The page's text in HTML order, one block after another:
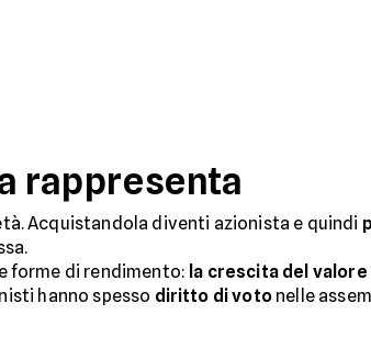
rappresenta
Acquistandola diventi azionista e quindi
forme di rendimento: la crescita del
hanno spesso diritto di votonelle